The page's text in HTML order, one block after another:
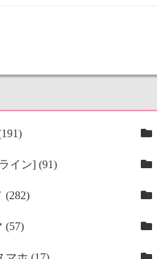
イン] (91)
(282)
(57)